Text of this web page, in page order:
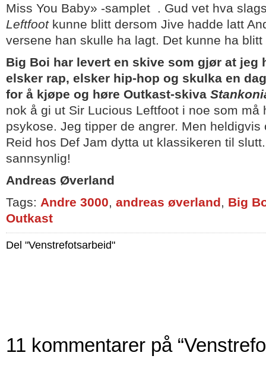
Miss You Baby» -samplet . Gud vet hva
Leftfootkunne blitt dersom Jive hadde latt
versene han skulle ha lagt. Det kunne ha
Big Boi har levert en skive som gjør at jeg
elsker rap, elsker hip-hop og skulka en
for å kjøpe og høre Outkast-skiva
nok å gi ut Sir Lucious Leftfoot i noe som
psykose. Jeg tipper de angrer. Men heldigvis
Reid hos Def Jam dytta ut klassikeren til
sannsynlig!
Andreas Øverland
Tags: Andre 3000, andreas øverland, Big
Outkast
Del "Venstrefotsarbeid"
11 kommentarer på